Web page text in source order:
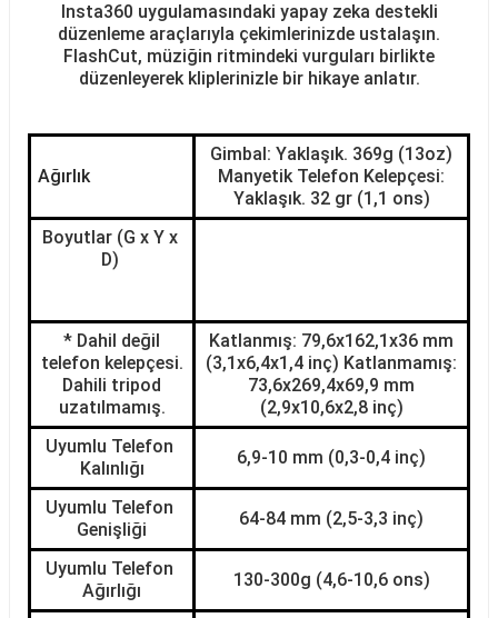
Insta360 uygulamasındaki yapay zeka destekli
düzenleme araçlarıyla çekimlerinizde ustalaşın.
FlashCut, müziğin ritmindeki vurguları birlikte
düzenleyerek kliplerinizle bir hikaye anlatır.
Ağırlık
Gimbal: Yaklaşık. 369g (13oz)
Manyetik Telefon Kelepçesi:
Yaklaşık. 32 gr (1,1 ons)
Boyutlar (G x Y x
D)
* Dahil değil
telefon kelepçesi.
Dahili tripod
uzatılmamış.
Katlanmış: 79,6x162,1x36 mm
(3,1x6,4x1,4 inç) Katlanmamış:
73,6x269,4x69,9 mm
(2,9x10,6x2,8 inç)
Uyumlu Telefon
Kalınlığı
6,9-10 mm (0,3-0,4 inç)
Uyumlu Telefon
Genişliği
64-84 mm (2,5-3,3 inç)
Uyumlu Telefon
Ağırlığı
130-300g (4,6-10,6 ons)